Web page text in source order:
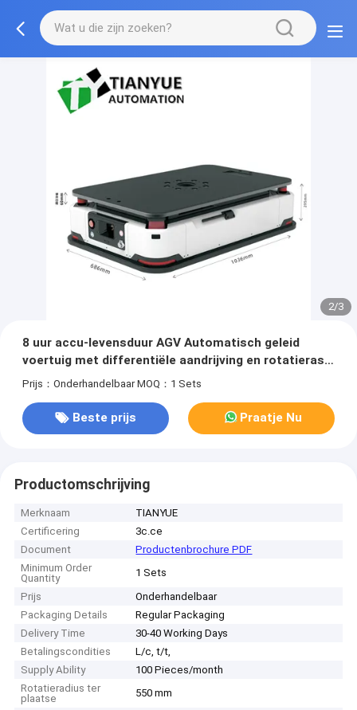
2/3
8 uur accu-levensduur AGV Automatisch geleid
voertuig met differentiële aandrijving en rotatieras
van 550 mm voor industrieel vervoer
Prijs：Onderhandelbaar MOQ：1 Sets
Beste prijs Praatje Nu
Productomschrijving
Merknaam
TIANYUE
Certificering
3c.ce
Document
Productenbrochure PDF
Minimum Order
Quantity
1 Sets
Prijs
Onderhandelbaar
Packaging Details
Regular Packaging
Delivery Time
30-40 Working Days
Betalingscondities
L/c, t/t,
Supply Ability
100 Pieces/month
Rotatieradius ter
plaatse
550 mm